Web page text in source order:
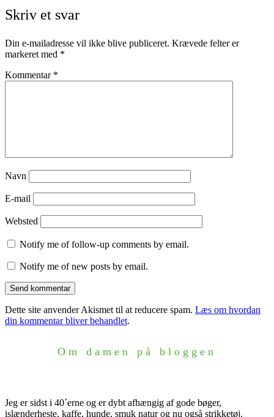
Skriv et svar
Din e-mailadresse vil ikke blive publiceret. Krævede felter er
markeret med *
Kommentar *
Navn
E-mail
Websted
Notify me of follow-up comments by email.
Notify me of new posts by email.
Dette site anvender Akismet til at reducere spam. Læs om hvordan
din kommentar bliver behandlet.
Om damen på bloggen
Jeg er sidst i 40´erne og er dybt afhængig af gode bøger,
islænderheste, kaffe, hunde, smuk natur og nu også strikketøj.